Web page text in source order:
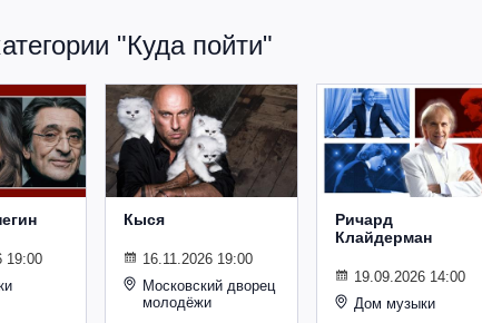
"Куда пойти"
19:00
Кыся
16.11.2026 19:00
Московский дворец
молодёжи
Ричард
Клайдерман
19.09.2026 14:00
Дом музыки